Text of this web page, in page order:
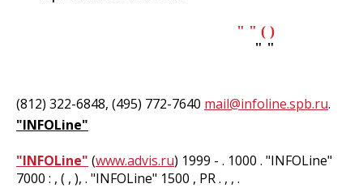
" " ( )
" "
(812) 322-6848, (495) 772-7640 mail@infoline.spb.ru.
"INFOLine"
"INFOLine" (www.advis.ru) 1999 - . 1000 . "INFOLine"
7000 : , ( , ), . "INFOLine" 1500 , PR . , , .